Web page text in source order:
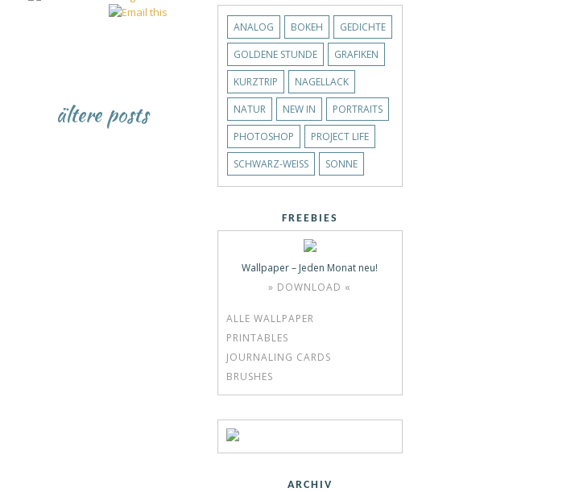
ältere posts
ANALOG BOKEH
GEDICHTE
GOLDENE STUNDE
GRAFIKEN
KURZTRIP
NAGELLACK
NATUR
NEW IN
PORTRAITS
PHOTOSHOP
PROJECT LIFE
SCHWARZ-WEISS
SONNE
FREEBIES
Wallpaper – Jeden Monat neu!
» DOWNLOAD «
ALLE WALLPAPER
PRINTABLES
JOURNALING CARDS
BRUSHES
ARCHIV